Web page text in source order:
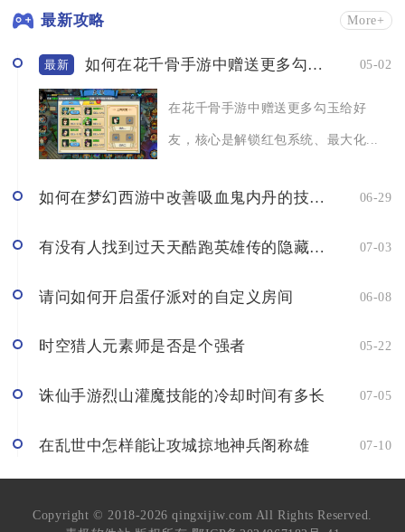
最新攻略 More+
最新 如何在花千骨手游中赠送更多勾玉给好友 05-02
在花千骨手游中赠送更多勾玉给好
友，核心是解锁红包系统、最大化...
如何在梦幻西游中改善吸血鬼内丹的技能效果 06-29
有没有人找到过天天酷跑英雄传的隐藏关卡 07-03
请问如何开启蛋仔派对的自定义房间 06-08
时空猎人元素师是否是个强者 05-22
诛仙手游烈山灌魔技能的冷却时间有多长 07-05
在乱世中怎样能让攻城掠地神兵阁称雄 07-10
Copyright © 2018-2026 qingxijiw.com All Rights Reserved.